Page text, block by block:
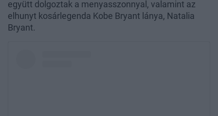
együtt dolgoztak a menyasszonnyal, valamint az
elhunyt kosárlegenda Kobe Bryant lánya, Natalia
Bryant.